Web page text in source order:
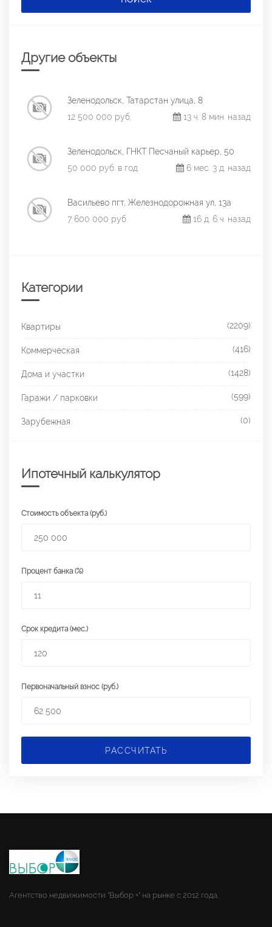
Другие объекты
Зеленодольск, Татарстан улица, 8
12 500 000 руб.
13 ч. 8 мин. назад
Зеленодольск, ГНКТ Песчаный карьер, 50
50 000 руб. в год
6 мес. 3 д. назад
Васильево пгт, Железнодорожная ул, 13а
7 600 000 руб.
16 д. 6 ч. назад
Категории
Квартиры (2209)
Коммерческая (416)
Дома и участки (1428)
Гаражи / парковки (599)
Зарубежная (0)
Ипотечный калькулятор
Стоимость объекта (руб.)
Процент банка (%)
Срок кредита (мес.)
Первоначальный взнос (руб.)
РАССЧИТАТЬ
Агентство недвижимости "Выбор +" на рынке с 2012 года.